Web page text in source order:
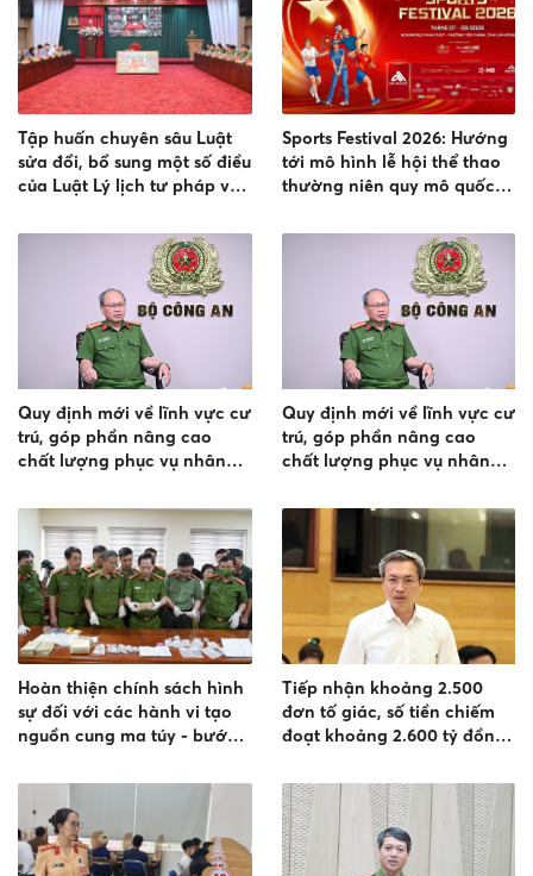
Tập huấn chuyên sâu Luật
sửa đổi, bổ sung một số điều
của Luật Lý lịch tư pháp và
hành
Sports Festival 2026: Hướng
tới mô hình lễ hội thể thao
thường niên quy mô quốc
Quy định mới về lĩnh vực cư
trú, góp phần nâng cao
chất lượng phục vụ nhân
Quy định mới về lĩnh vực cư
trú, góp phần nâng cao
chất lượng phục vụ nhân
Hoàn thiện chính sách hình
sự đối với các hành vi tạo
nguồn cung ma túy - bước
yêu cầu đấu tranh trong tình
hình mới
Tiếp nhận khoảng 2.500
đơn tố giác, số tiền chiếm
đoạt khoảng 2.600 tỷ đồng
đồng kỳ nghỉ